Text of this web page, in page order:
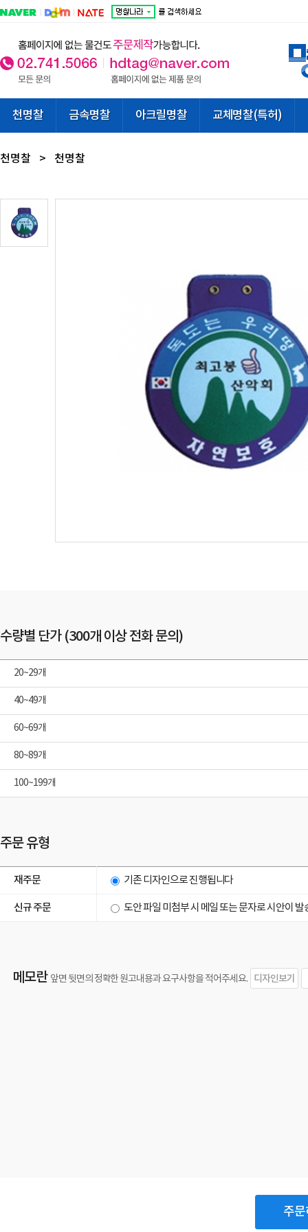
천명찰 금속명찰 아크릴명찰 교체명찰(특허)
천명찰 > 천명찰
수량별 단가 (300개 이상 전화 문의)
20~29개
40~49개
60~69개
80~89개
100~199개
주문 유형
재주문 기존 디자인으로 진행됩니다
신규 주문 도안 파일 미첨부 시 메일 또는 문자로 시안이 발
메모란 앞면 뒷면의 정확한 원고내용과 요구사항을 적어주세요. 디자인보기
주